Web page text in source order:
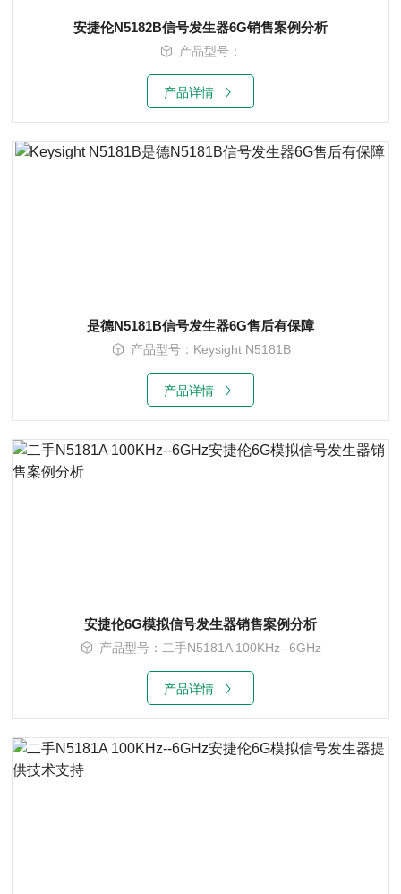
安捷伦N5182B信号发生器6G销售案例分析
产品型号：
产品详情
是德N5181B信号发生器6G售后有保障
产品型号：Keysight N5181B
产品详情
安捷伦6G模拟信号发生器销售案例分析
产品型号：二手N5181A 100KHz--6GHz
产品详情